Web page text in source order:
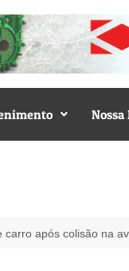
carro após colisão na